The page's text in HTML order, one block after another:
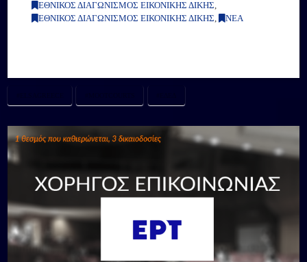
ΕΘΝΙΚΟΣ ΔΙΑΓΩΝΙΣΜΟΣ ΕΙΚΟΝΙΚΗΣ ΔΙΚΗΣ,
ΕΘΝΙΚΟΣ ΔΙΑΓΩΝΙΣΜΟΣ ΕΙΚΟΝΙΚΗΣ ΔΙΚΗΣ, ΝΕΑ